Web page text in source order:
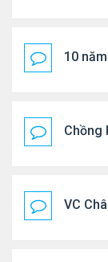
10
Chồng
VC